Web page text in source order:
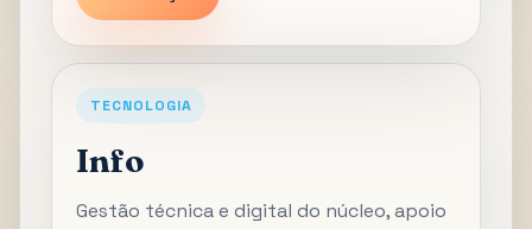
TECNOLOGIA
Info
Gestão técnica e digital do núcleo, apoio